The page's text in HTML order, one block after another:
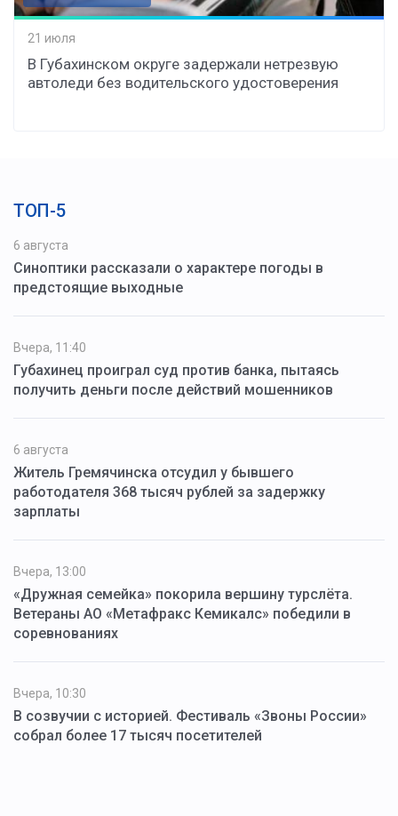
21 июля
В Губахинском округе задержали нетрезвую
автоледи без водительского удостоверения
ТОП-5
6 августа
Синоптики рассказали о характере погоды в
предстоящие выходные
Вчера, 11:40
Губахинец проиграл суд против банка, пытаясь
получить деньги после действий мошенников
6 августа
Житель Гремячинска отсудил у бывшего
работодателя 368 тысяч рублей за задержку
зарплаты
Вчера, 13:00
«Дружная семейка» покорила вершину турслёта.
Ветераны АО «Метафракс Кемикалс» победили в
соревнованиях
Вчера, 10:30
В созвучии с историей. Фестиваль «Звоны России»
собрал более 17 тысяч посетителей